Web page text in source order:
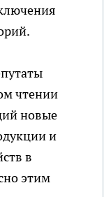
чтении
новые
и
в
этим